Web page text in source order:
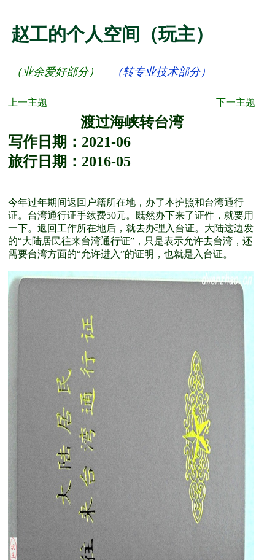
赵工的个人空间（玩主）
（业余爱好部分） （转专业技术部分）
上一主题 下一主题
渡过海峡转台湾
写作日期：2021-06
旅行日期：2016-05
今年过年期间返回户籍所在地，办了本护照和台湾通行
证。台湾通行证手续费50元。既然办下来了证件，就要用
一下。返回工作所在地后，就去办理入台证。大陆这边发
的“大陆居民往来台湾通行证”，只是表示允许去台湾，还
需要台湾方面的“允许进入”的证明，也就是入台证。